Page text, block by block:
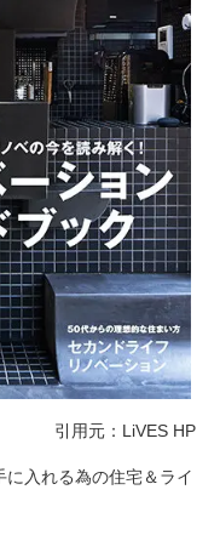
引用元：LiVES HP
入れる為の住宅＆ライ